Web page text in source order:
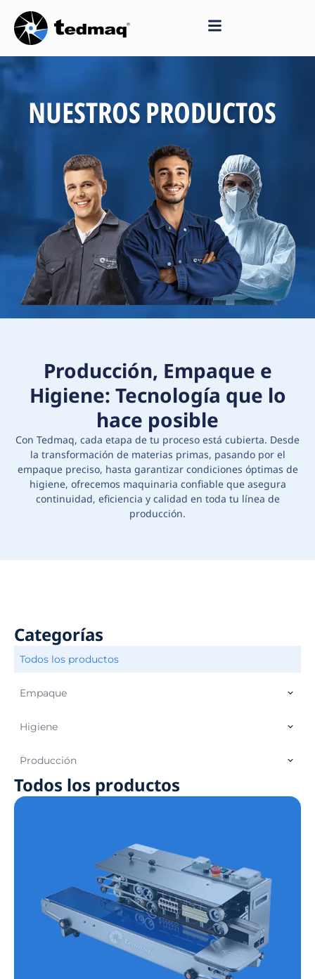
Saltar
al
contenido
NUESTROS PRODUCTOS
Producción, Empaque e
Higiene: Tecnología que lo
hace posible
Con Tedmaq, cada etapa de tu proceso está cubierta. Desde
la transformación de materias primas, pasando por el
empaque preciso, hasta garantizar condiciones óptimas de
higiene, ofrecemos maquinaria confiable que asegura
continuidad, eficiencia y calidad en toda tu línea de
producción.
Categorías
Empaque
Higiene
Producción
Todos los productos
Todos los productos